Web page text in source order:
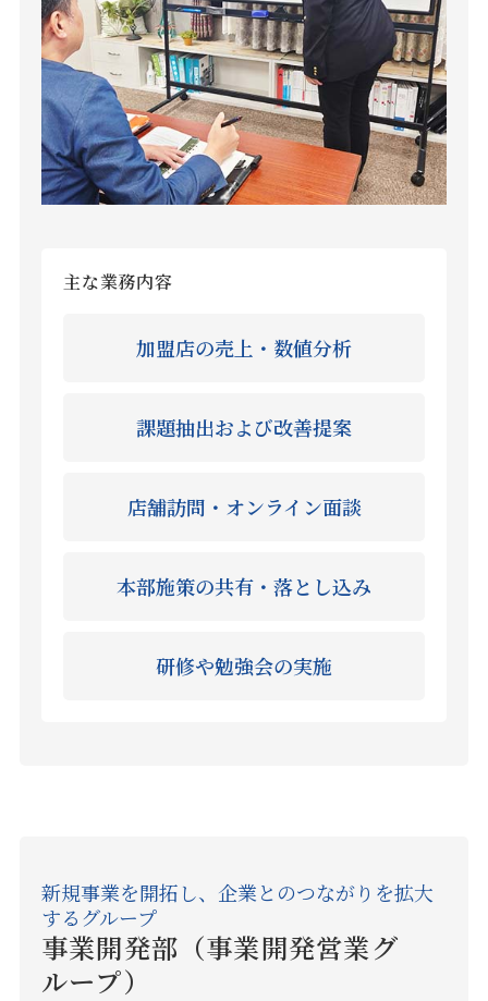
主な業務内容
加盟店の売上・数値分析
課題抽出および改善提案
店舗訪問・オンライン面談
本部施策の共有・落とし込み
研修や勉強会の実施
新規事業を開拓し、企業とのつながりを拡大
するグループ
事業開発部（事業開発営業グ
ループ）